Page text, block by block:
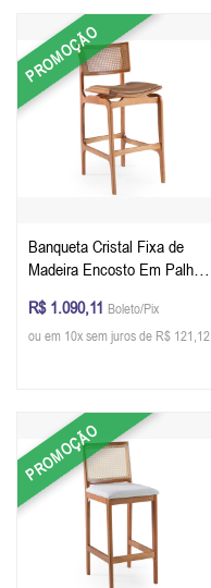
PROMOÇÃO
Banqueta Cristal Fixa de
Madeira Encosto Em Palha
- Personalizável
R$ 1.090,11 Boleto/Pix
ou em 10x sem juros de R$ 121,12
PROMOÇÃO